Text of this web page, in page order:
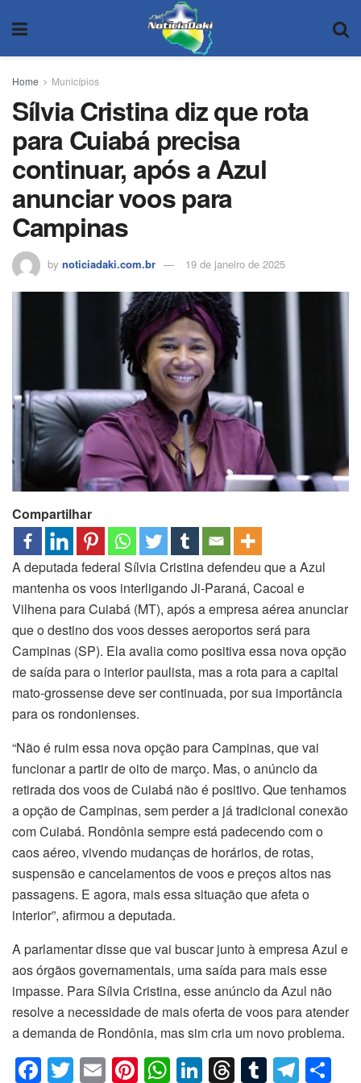
Home Municípios
Sílvia Cristina diz que rota
para Cuiabá precisa
continuar, após a Azul
anunciar voos para
Campinas
by noticiadaki.com.br 19 de janeiro de 2025
Compartilhar
A deputada federal Sílvia Cristina defendeu que a Azul
mantenha os voos interligando Ji-Paraná, Cacoal e
Vilhena para Cuiabá (MT), após a empresa aérea anunciar
que o destino dos voos desses aeroportos será para
Campinas (SP). Ela avalia como positiva essa nova opção
de saída para o interior paulista, mas a rota para a capital
mato-grossense deve ser continuada, por sua importância
para os rondonienses.
“Não é ruim essa nova opção para Campinas, que vai
funcionar a partir de oito de março. Mas, o anúncio da
retirada dos voos de Cuiabá não é positivo. Que tenhamos
a opção de Campinas, sem perder a já tradicional conexão
com Cuiabá. Rondônia sempre está padecendo com o
caos aéreo, vivendo mudanças de horários, de rotas,
suspensão e cancelamentos de voos e preços altos nas
passagens. E agora, mais essa situação que afeta o
interior”, afirmou a deputada.
A parlamentar disse que vai buscar junto à empresa Azul e
aos órgãos governamentais, uma saída para mais esse
impasse. Para Sílvia Cristina, esse anúncio da Azul não
resolve a necessidade de mais oferta de voos para atender
a demanda de Rondônia, mas sim cria um novo problema.
F T E Pi W Li T T T